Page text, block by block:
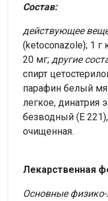
Состав:
действующее
(ketoconazole); 1 г
20 мг; другие
спирт
парафин белый
легкое, динатрия
безводный (Е
очищенная.
Лекарственная
Основные